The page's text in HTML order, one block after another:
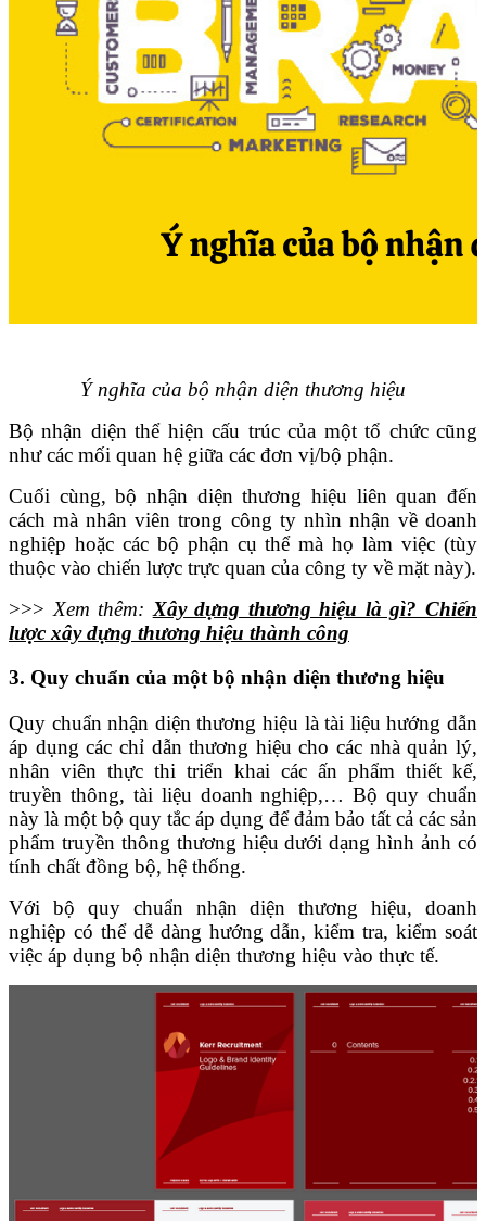
Ý nghĩa của bộ nhận diện thương hiệu
Bộ nhận diện thể hiện cấu trúc của một tổ chức cũng
như các mối quan hệ giữa các đơn vị/bộ phận.
Cuối cùng, bộ nhận diện thương hiệu liên quan đến
cách mà nhân viên trong công ty nhìn nhận về doanh
nghiệp hoặc các bộ phận cụ thể mà họ làm việc (tùy
thuộc vào chiến lược trực quan của công ty về mặt này).
>>> Xem thêm: Xây dựng thương hiệu là gì? Chiến
lược xây dựng thương hiệu thành công
3. Quy chuẩn của một bộ nhận diện thương hiệu
Quy chuẩn nhận diện thương hiệu là tài liệu hướng dẫn
áp dụng các chỉ dẫn thương hiệu cho các nhà quản lý,
nhân viên thực thi triển khai các ấn phẩm thiết kế,
truyền thông, tài liệu doanh nghiệp,… Bộ quy chuẩn
này là một bộ quy tắc áp dụng để đảm bảo tất cả các sản
phẩm truyền thông thương hiệu dưới dạng hình ảnh có
tính chất đồng bộ, hệ thống.
Với bộ quy chuẩn nhận diện thương hiệu, doanh
nghiệp có thể dễ dàng hướng dẫn, kiểm tra, kiểm soát
việc áp dụng bộ nhận diện thương hiệu vào thực tế.